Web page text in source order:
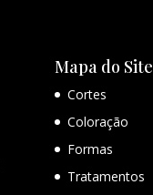
Mapa do Site
Cortes
Coloração
Formas
Tratamentos